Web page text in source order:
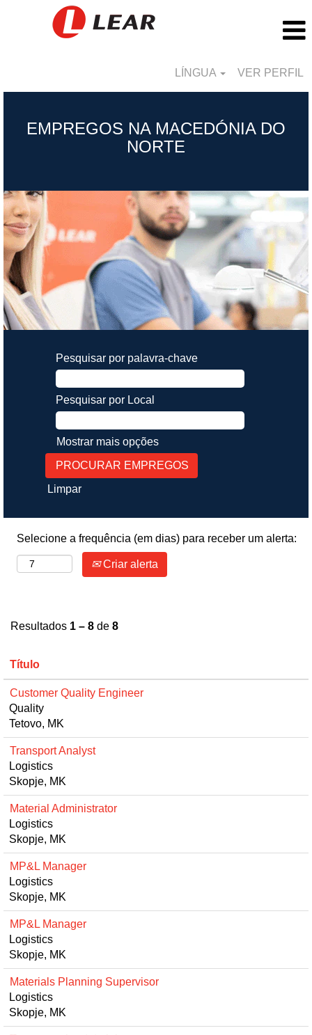
LÍNGUA VER PERFIL
NorthEMPREGOS NA MACEDÓNIA DO
NORTE
Pesquisar por palavra-chave
Pesquisar por Local
Mostrar mais opções
Limpar
Selecione a frequência (em dias) para receber um alerta:
Criar alerta
Resultados 1 – 8 de 8
Título
Customer Quality Engineer
Quality
Tetovo, MK
Transport Analyst
Logistics
Skopje, MK
Material Administrator
Logistics
Skopje, MK
MP&L Manager
Logistics
Skopje, MK
MP&L Manager
Logistics
Skopje, MK
Materials Planning Supervisor
Logistics
Skopje, MK